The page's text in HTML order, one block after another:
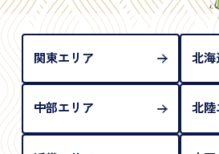
められない（住所確認ができ
が必要となります
関東エリア 北海
中部エリア 北陸